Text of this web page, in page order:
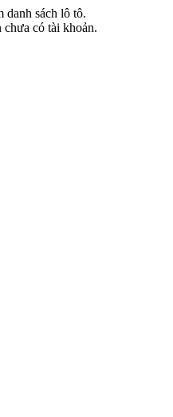
danh sách lô tô.
chưa có tài khoản.